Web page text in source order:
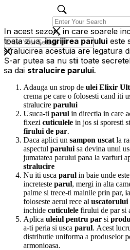
In acest sezon, in care soarele
toata ziua,ingrijirea parului este
stralucirea acestuia are legatura
S-ar putea sa nu stii toate
sa dai stralucire parului.
Adauga un strop de ulei Elixir
crema pe care o folosesti cand iti
stralucire parului
Usuca-ti parul in directia in care
fixezi cuticulele in jos si sporesti
firului de par.
Daca aplici un sampon uscat la
aspectul parului sa devina unul
jumatatea parului pana la varfuri
stralucire
Nu iti usca parul in baie unde
increteste parul, mergi in alta
palme si trece-ti mainile prin par,
foloseste aerul rece al uscatorului
inchide cuticulele firului de par si
Aplica uleiul pentru par si
a-ti peria si usca parul. Acest
distributie uniforma a produselor
armonioasa.